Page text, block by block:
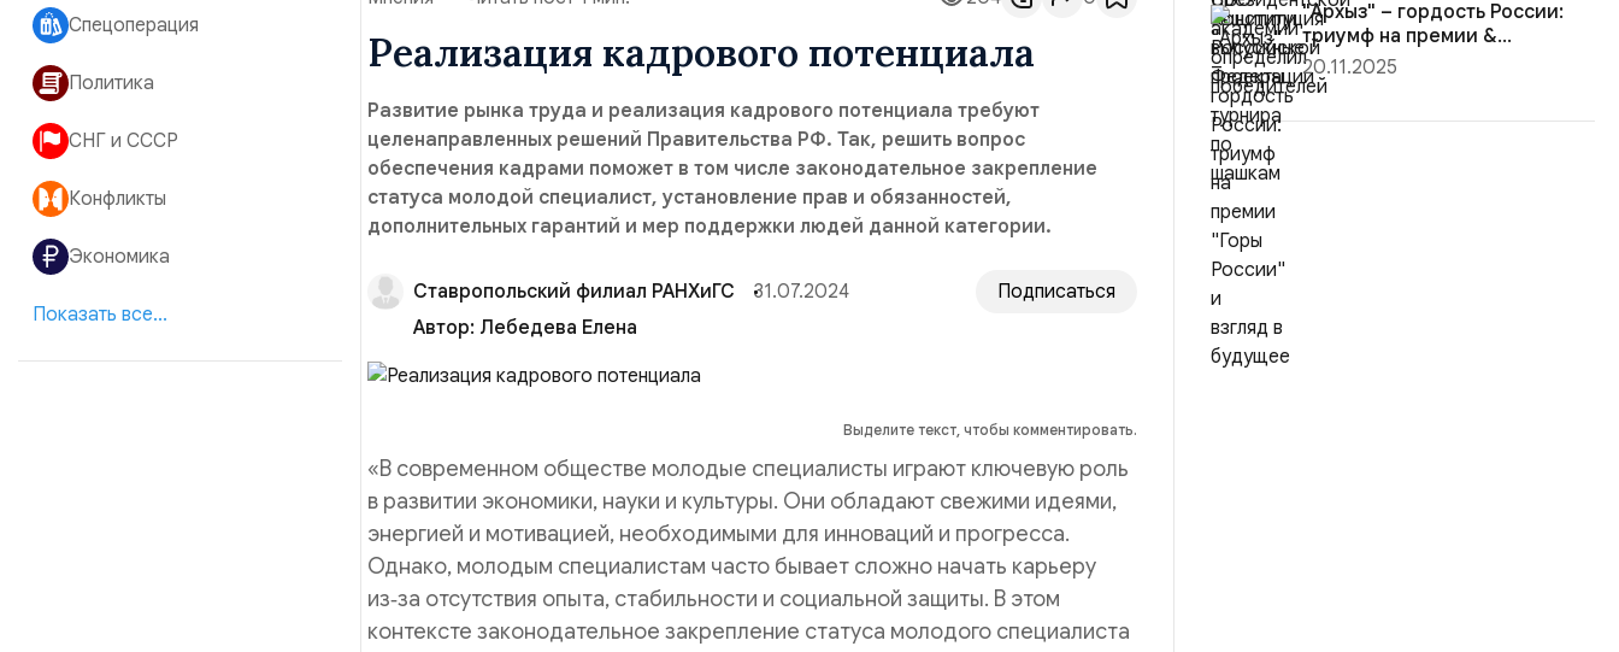
Спецоперация
Политика
СНГ и СССР
Конфликты
Экономика
Показать все...
Реализация кадрового потенциала
Развитие рынка труда и реализация кадрового потенциала требуют
целенаправленных решений Правительства РФ. Так, решить вопрос
обеспечения кадрами поможет в том числе законодательное закрепление
статуса молодой специалист, установление прав и обязанностей,
дополнительных гарантий и мер поддержки людей данной категории.
Ставропольский филиал РАНХиГС 31.07.2024
Подписаться
Автор: Лебедева Елена
Выделите текст, чтобы комментировать.
«В современном обществе молодые специалисты играют ключевую роль
в развитии экономики, науки и культуры. Они обладают свежими идеями,
энергией и мотивацией, необходимыми для инноваций и прогресса.
Однако, молодым специалистам часто бывает сложно начать карьеру
из‑за отсутствия опыта, стабильности и социальной защиты. В этом
контексте законодательное закрепление статуса молодого специалиста
"Архыз" – гордость России:
триумф на премии &...
20.11.2025